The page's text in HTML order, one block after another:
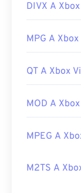
DIVX A
MPG A
QT A Xbox
MOD A
MPEG A
M2TS A